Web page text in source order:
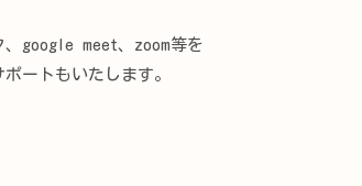
、google meet、zoom等を
ートもいたします。